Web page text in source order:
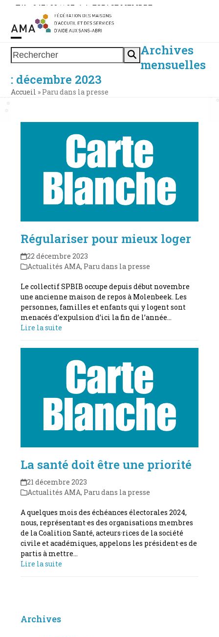
Skip
content
Tél. : 0471 38 11 37 | | ESPACE MEMBRE
Rechercher
Open
mobile
menu
Close
mobile
menu
Archives
mensuelles
: décembre 2023
Accueil » Paru dans la presse
Régulariser pour mieux loger
22 décembre 2023
Actualités AMA, Paru dans la presse
Le collectif SPBIB occupe depuis début novembre
une ancienne maison de repos à Molenbeek. Les
personnes, familles et enfants qui y logent sont
menacés d’expulsion d’ici la fin de l’année…
Lire la suite
La santé doit être une priorité
21 décembre 2023
Actualités AMA, Paru dans la presse
A quelques mois des échéances électorales 2024,
nous, représentant·es des organisations membres
de la Coalition Santé, acteurs·rices de la société
civile et académiques, appelons les président·es de
partis à mettre…
Lire la suite
Archives